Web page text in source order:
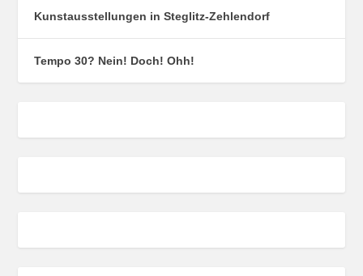
Kunstausstellungen in Steglitz-Zehlendorf
Tempo 30? Nein! Doch! Ohh!